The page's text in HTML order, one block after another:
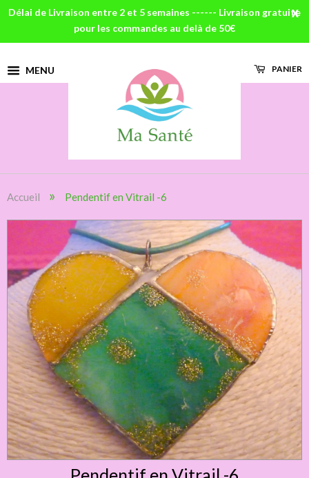
Délai de Livraison entre 2 et 5 semaines ------ Livraison gratuite
pour les commandes au delà de 50€
X
MENU PANIER
Accueil » Pendentif en Vitrail -6